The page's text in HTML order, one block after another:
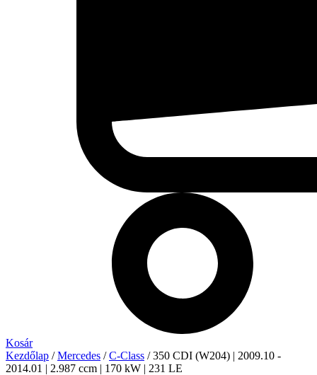
Kosár
Kezdőlap /Mercedes /C-Class / 350 CDI (W204) | 2009.10 -
2014.01 | 2.987 ccm | 170 kW | 231 LE